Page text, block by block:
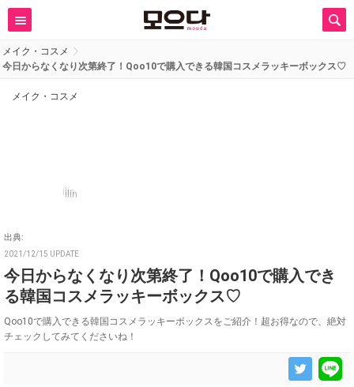
メイク・コスメ
今日からなくなり次第終了！Qoo10で購入できる韓国コスメラッキーボックス♡
メイク・コスメ
ilin
出典:
2021/12/15 UPDATE
今日からなくなり次第終了！Qoo10で購入でき
る韓国コスメラッキーボックス♡
Qoo10で購入できる韓国コスメラッキーボックスをご紹介！超お得なので、絶対
チェックしてみてくださいね！